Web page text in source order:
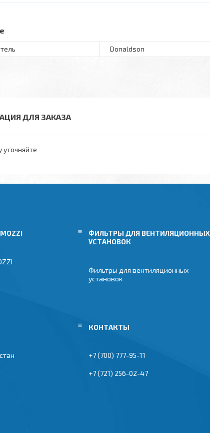
Donaldson
ДЛЯ ЗАКАЗА
уточняйте
ФИЛЬТРЫ ДЛЯ ВЕНТИЛЯЦИОННЫХ
УСТАНОВОК
Фильтры для вентиляционных
установок
+7 (700) 777-95-11
+7 (721) 256-02-47